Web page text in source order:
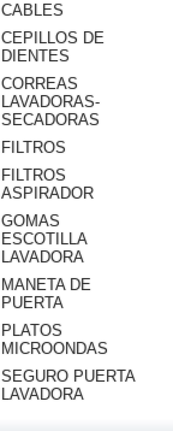
CABLES
CEPILLOS DE
DIENTES
CORREAS
LAVADORAS-
SECADORAS
FILTROS
FILTROS
ASPIRADOR
GOMAS
ESCOTILLA
LAVADORA
MANETA DE
PUERTA
PLATOS
MICROONDAS
SEGURO PUERTA
LAVADORA